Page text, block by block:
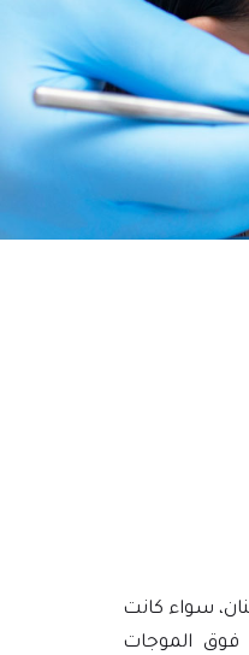
سواء كانت
فوق الموجات